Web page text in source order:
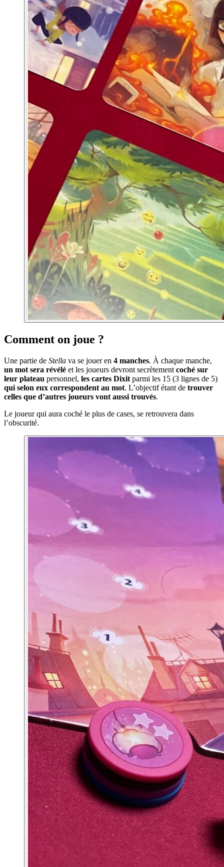
Comment on joue ?
Une partie de Stella va se jouer en 4 manches. À chaque manche,
un mot sera révélé et les joueurs devront secrètement coché sur
leur plateau personnel, les cartes Dixit parmi les 15 (3 lignes de 5)
qui selon eux correspondent au mot. L’objectif étant de trouver
celles que d’autres joueurs vont aussi trouvés.
Le joueur qui aura coché le plus de cases, se retrouvera dans
l’obscurité.